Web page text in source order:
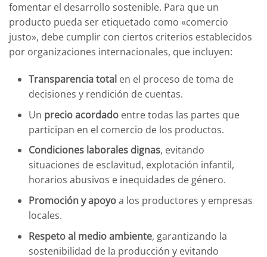
fomentar el desarrollo sostenible. Para que un
producto pueda ser etiquetado como «comercio
justo», debe cumplir con ciertos criterios establecidos
por organizaciones internacionales, que incluyen:
Transparencia total en el proceso de toma de
decisiones y rendición de cuentas.
Un precio acordado entre todas las partes que
participan en el comercio de los productos.
Condiciones laborales dignas, evitando
situaciones de esclavitud, explotación infantil,
horarios abusivos e inequidades de género.
Promoción y apoyoa los productores y empresas
locales.
Respeto al medio ambiente, garantizando la
sostenibilidad de la producción y evitando